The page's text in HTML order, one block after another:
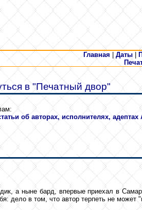
Главная
Даты
в "Печатный двор"
об авторах, исполнителях, адептах
а ныне бард, впервые приехал в
дело в том, что автор терпеть не